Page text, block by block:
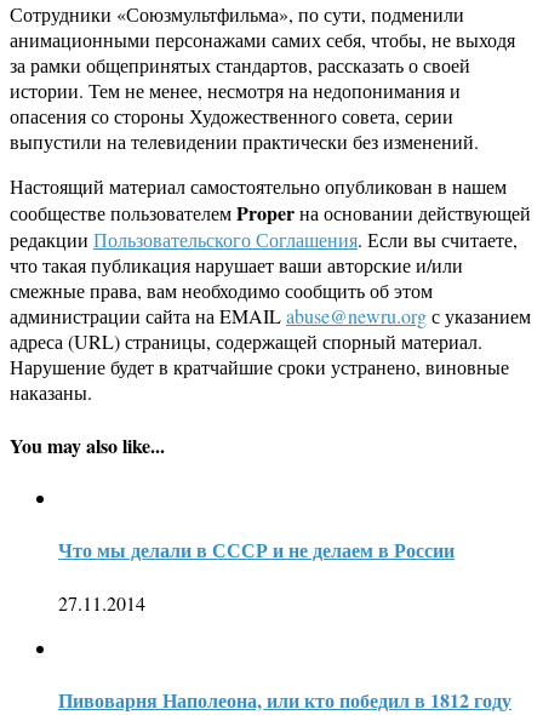
Сотрудники «Союзмультфильма», по сути, подменили
анимационными персонажами самих себя, чтобы, не выходя
за рамки общепринятых стандартов, рассказать о своей
истории. Тем не менее, несмотря на недопонимания и
опасения со стороны Художественного совета, серии
выпустили на телевидении практически без изменений.
Настоящий материал самостоятельно опубликован в нашем
сообществе пользователемProperна основании действующей
редакции Пользовательского Соглашения. Если вы считаете,
что такая публикация нарушает ваши авторские и/или
смежные права, вам необходимо сообщить об этом
администрации сайта на EMAILabuse@newru.orgс указанием
адреса (URL) страницы, содержащей спорный материал.
Нарушение будет в кратчайшие сроки устранено, виновные
наказаны.
You may also like...
Что мы делали в СССР и не делаем в России
27.11.2014
Пивоварня Наполеона, или кто победил в 1812 году